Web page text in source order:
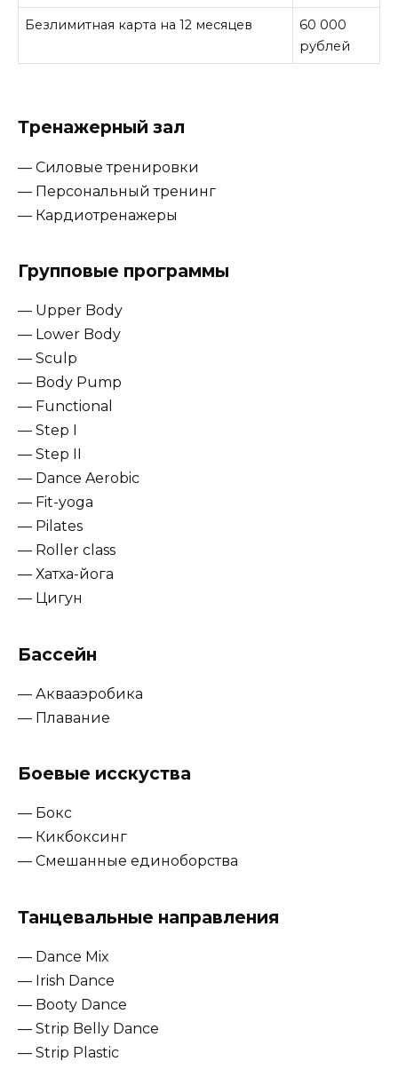
Безлимитная карта на 12 месяцев
60 000
рублей
Тренажерный зал
— Силовые тренировки
— Персональный тренинг
— Кардиотренажеры
Групповые программы
— Upper Body
— Lower Body
— Sculp
— Body Pump
— Functional
— Step I
— Step II
— Dance Aerobic
— Fit-yoga
— Pilates
— Roller class
— Хатха-йога
— Цигун
Бассейн
— Аквааэробика
— Плавание
Боевые исскуства
— Бокс
— Кикбоксинг
— Смешанные единоборства
Танцевальные направления
— Dance Mix
— Irish Dance
— Booty Dance
— Strip Belly Dance
— Strip Plastic